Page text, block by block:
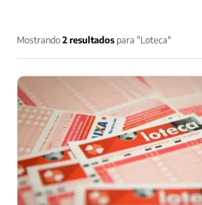
Mostrando2 resultados para "Loteca"